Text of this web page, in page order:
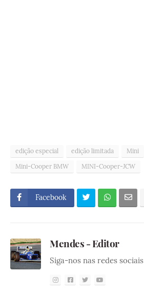
edição especial edição limitada Mini
Mini-Cooper BMW
MINI-Cooper-JCW
Facebook
Mendes - Editor
Siga-nos nas redes sociais